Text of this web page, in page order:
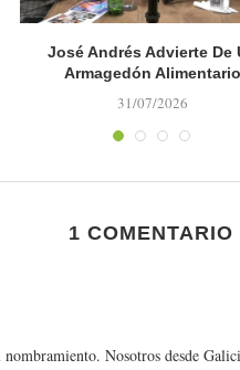
José Andrés Advierte De
Armagedón Alimentario
31/07/2026
1 COMENTARIO
Nosotros desde